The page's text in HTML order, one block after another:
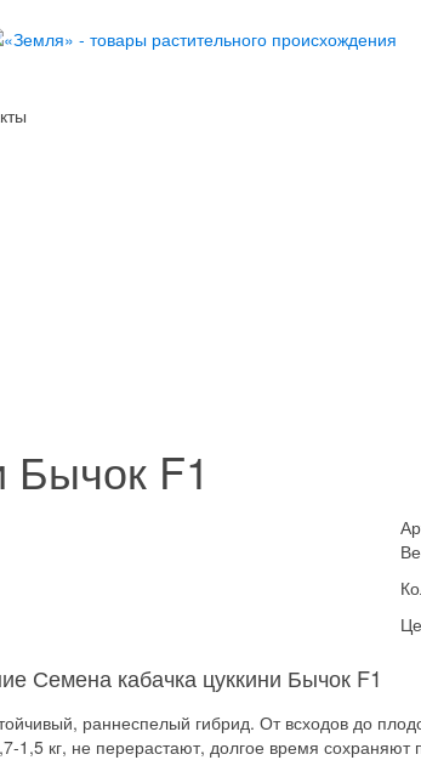
Бычок F1
Семена кабачка цуккини Бычок F1
раннеспелый гибрид. От всходов до
1,5 кг, не перерастают, долгое время сохраняют